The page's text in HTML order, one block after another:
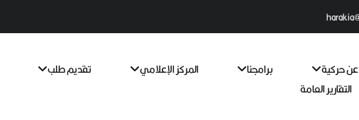
عن حركية برامجنا المركز الإعلامي تقديم طلب
التقارير العامة